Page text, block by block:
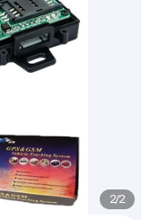
2/2